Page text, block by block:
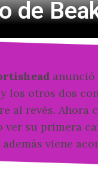
de
anunció
y los otros dos
al revés. Ahora
ver su primera
viene